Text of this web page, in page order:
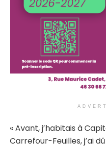
« Avant, j’habitais à
Carrefour-Feuilles, j’ai